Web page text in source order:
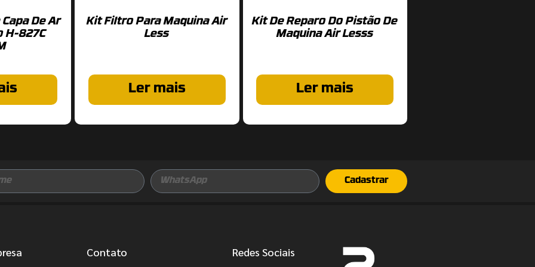
De Ar
H-827C
Kit Filtro Para Maquina Air
Less
Ler mais
Kit De Reparo Do Pistão De
Maquina Air Lesss
Ler mais
Cadastrar
Contato Redes Sociais